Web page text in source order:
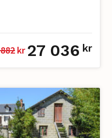
kr 27 036 kr